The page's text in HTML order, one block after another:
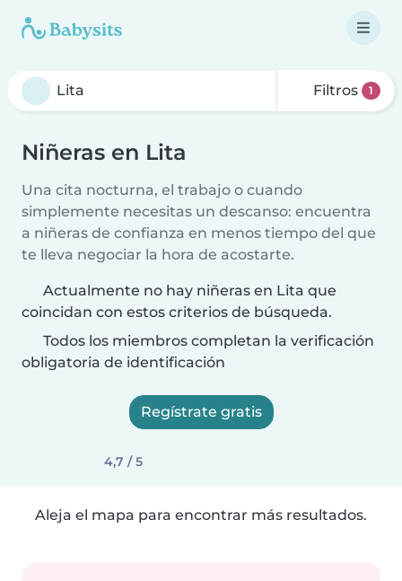
Filtros 1
Niñeras en Lita
Una cita nocturna, el trabajo o cuando
simplemente necesitas un descanso: encuentra
a niñeras de confianza en menos tiempo del que
te lleva negociar la hora de acostarte.
Actualmente no hay niñeras en Lita que
coincidan con estos criterios de búsqueda.
Todos los miembros completan la verificación
obligatoria de identificación
Regístrate gratis
4,7 / 5
Aleja el mapa para encontrar más resultados.